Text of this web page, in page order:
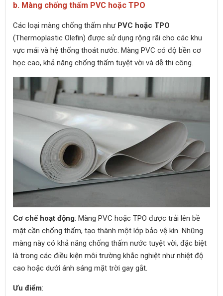
b. Màng chống thấm PVC hoặc TPO
Các loại màng chống thấm nhưPVC hoặc TPO
(Thermoplastic Olefin) được sử dụng rộng rãi cho các khu
vực mái và hệ thống thoát nước. Màng PVC có độ bền cơ
học cao, khả năng chống thấm tuyệt vời và dễ thi công.
Cơ chế hoạt động: Màng PVC hoặc TPO được trải lên bề
mặt cần chống thấm, tạo thành một lớp bảo vệ kín. Những
màng này có khả năng chống thấm nước tuyệt vời, đặc biệt
là trong các điều kiện môi trường khắc nghiệt như nhiệt độ
cao hoặc dưới ánh sáng mặt trời gay gắt.
Ưu điểm: